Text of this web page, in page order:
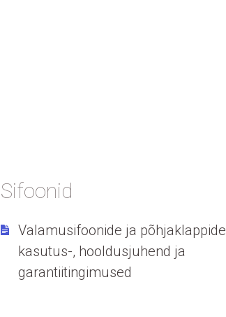
Sifoonid
Valamusifoonide ja põhjaklappide
kasutus-, hooldusjuhend ja
garantiitingimused